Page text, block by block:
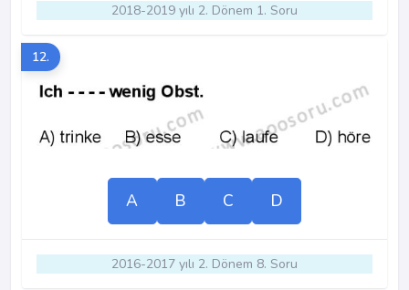
2018-2019 yılı 2. Dönem 1. Soru
12.
A B C D
2016-2017 yılı 2. Dönem 8. Soru